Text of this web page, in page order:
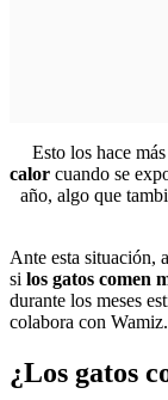
Esto los hace
calor cuando se
año, algo que
Ante esta situación,
si los gatos comen
durante los meses
colabora con Wamiz.
¿Los gatos